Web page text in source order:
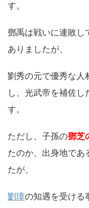
す。
鄧禹は戦いに連敗し
ありましたが、
劉秀の元で優秀な人
し、光武帝を補佐
す。
ただし、子孫の鄧芝
たのか、出身地であ
たが、
劉璋の知遇を受ける